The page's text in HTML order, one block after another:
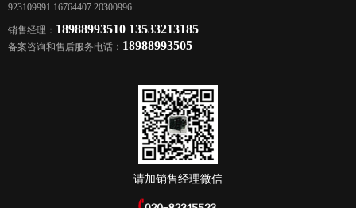
923109991 16764407 20300996
销售经理： 18988993510 13533213185
备案咨询和售后服务电话： 18988993505
请加销售经理微信